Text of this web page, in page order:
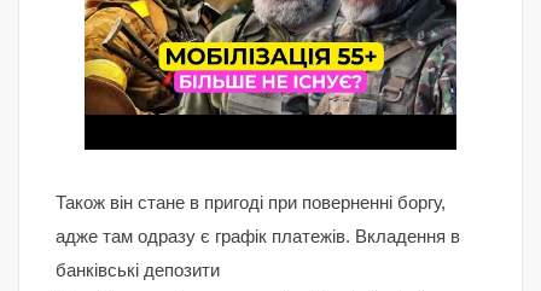
Також він стане в пригоді при поверненні боргу,
адже там одразу є графік платежів. Вкладення в
банківські депозити